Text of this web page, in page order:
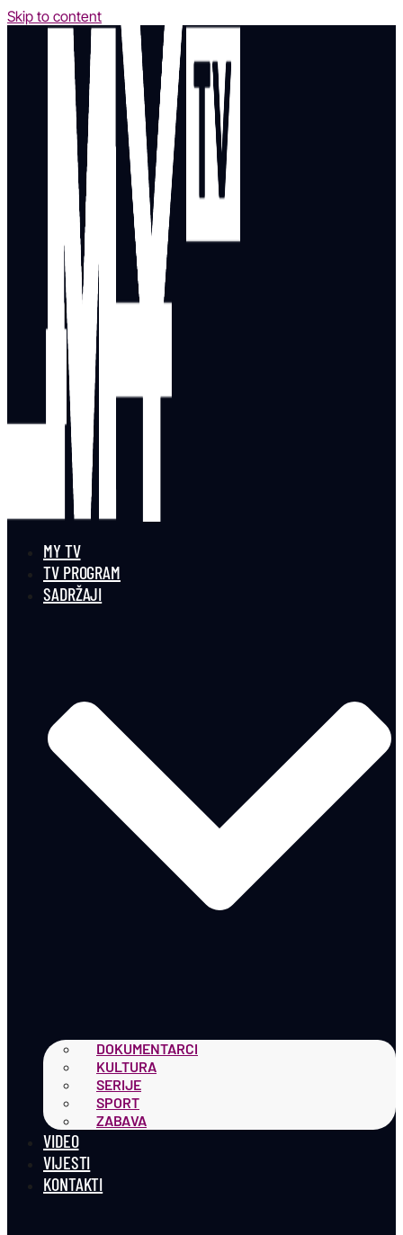
Skip to content
MY TV
TV PROGRAM
SADRŽAJI
DOKUMENTARCI
KULTURA
SERIJE
SPORT
ZABAVA
VIDEO
VIJESTI
KONTAKTI